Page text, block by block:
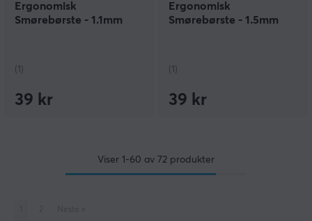
Ergonomisk
Smørebørste - 1.1mm
(1)
39 kr
Ergonomisk
Smørebørste - 1.5mm
(1)
39 kr
Viser 1-60 av 72 produkter